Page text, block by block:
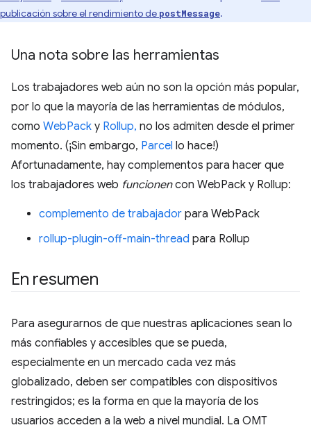
publicación sobre el rendimiento de postMessage.
Una nota sobre las herramientas
Los trabajadores web aún no son la opción más popular,
por lo que la mayoría de las herramientas de módulos,
como WebPack y Rollup, no los admiten desde el primer
momento. (¡Sin embargo, Parcel lo hace!)
Afortunadamente, hay complementos para hacer que
los trabajadores web funcionencon WebPack y Rollup:
complemento de trabajador para WebPack
rollup-plugin-off-main-thread para Rollup
En resumen
Para asegurarnos de que nuestras aplicaciones sean lo
más confiables y accesibles que se pueda,
especialmente en un mercado cada vez más
globalizado, deben ser compatibles con dispositivos
restringidos; es la forma en que la mayoría de los
usuarios acceden a la web a nivel mundial. La OMT